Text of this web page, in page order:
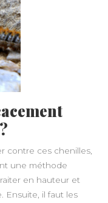
contre ces chenilles,
une méthode
en hauteur et
Ensuite, il faut les